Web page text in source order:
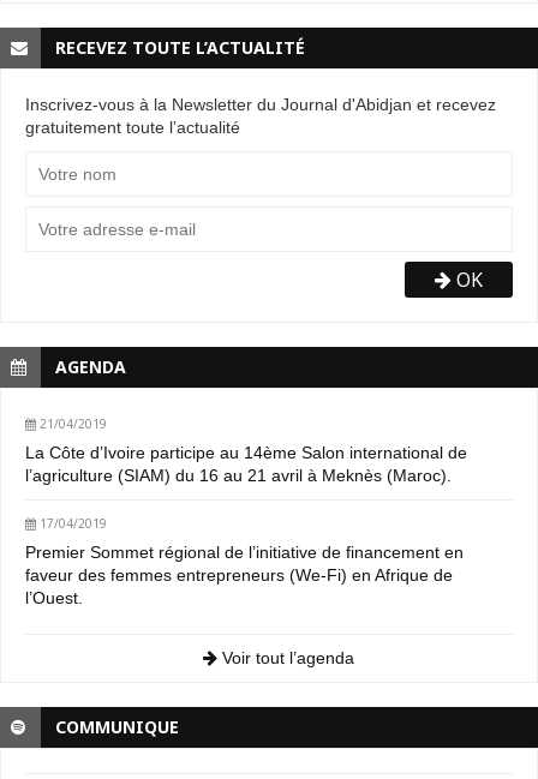
RECEVEZ TOUTE L’ACTUALITÉ
Inscrivez-vous à la Newsletter du Journal d'Abidjan et recevez
gratuitement toute l’actualité
OK
AGENDA
21/04/2019
La Côte d’Ivoire participe au 14ème Salon international de
l’agriculture (SIAM) du 16 au 21 avril à Meknès (Maroc).
17/04/2019
Premier Sommet régional de l’initiative de financement en
faveur des femmes entrepreneurs (We-Fi) en Afrique de
l’Ouest.
Voir tout l’agenda
COMMUNIQUE